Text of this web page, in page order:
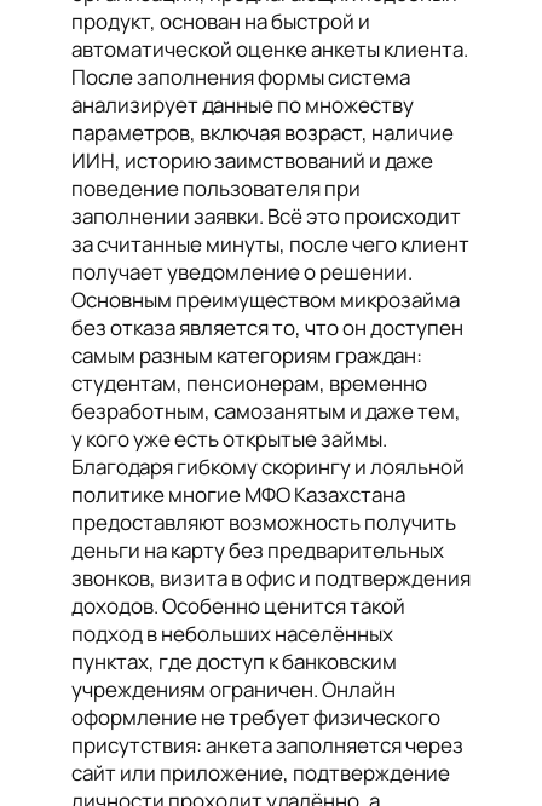
продукт, основан на быстрой и
автоматической оценке анкеты клиента.
После заполнения формы система
анализирует данные по множеству
параметров, включая возраст, наличие
ИИН, историю заимствований и даже
поведение пользователя при
заполнении заявки. Всё это происходит
за считанные минуты, после чего клиент
получает уведомление о решении.
Основным преимуществом микрозайма
без отказа является то, что он доступен
самым разным категориям граждан:
студентам, пенсионерам, временно
безработным, самозанятым и даже тем,
у кого уже есть открытые займы.
Благодаря гибкому скорингу и лояльной
политике многие МФО Казахстана
предоставляют возможность получить
деньги на карту без предварительных
звонков, визита в офис и подтверждения
доходов. Особенно ценится такой
подход в небольших населённых
пунктах, где доступ к банковским
учреждениям ограничен. Онлайн
оформление не требует физического
присутствия: анкета заполняется через
сайт или приложение, подтверждение